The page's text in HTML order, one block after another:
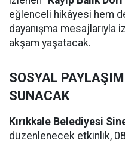
eğlenceli hikâyesi hem
dayanışma
akşam yaşatacak.
SOSYAL
SUNACAK
Kırıkkale Belediyesi
düzenlenecek etkinlik,